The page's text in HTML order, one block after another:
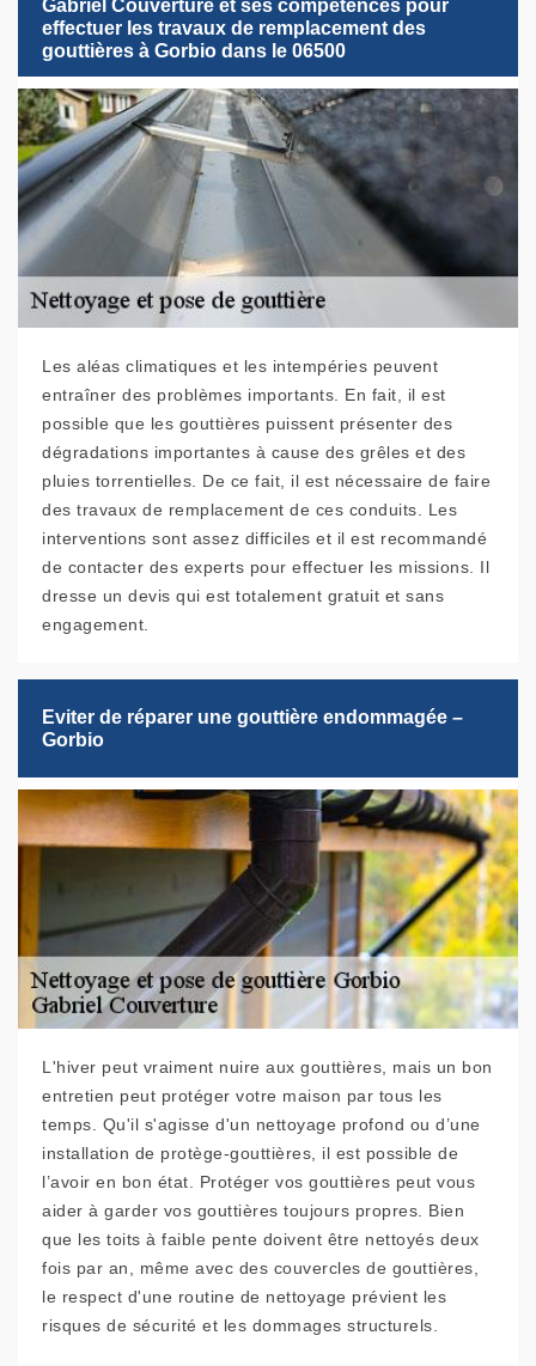
Gabriel Couverture et ses compétences pour
effectuer les travaux de remplacement des
gouttières à Gorbio dans le 06500
Les aléas climatiques et les intempéries peuvent
entraîner des problèmes importants. En fait, il est
possible que les gouttières puissent présenter des
dégradations importantes à cause des grêles et des
pluies torrentielles. De ce fait, il est nécessaire de faire
des travaux de remplacement de ces conduits. Les
interventions sont assez difficiles et il est recommandé
de contacter des experts pour effectuer les missions. Il
dresse un devis qui est totalement gratuit et sans
engagement.
Eviter de réparer une gouttière endommagée –
Gorbio
L'hiver peut vraiment nuire aux gouttières, mais un bon
entretien peut protéger votre maison par tous les
temps. Qu'il s'agisse d'un nettoyage profond ou d’une
installation de protège-gouttières, il est possible de
l’avoir en bon état. Protéger vos gouttières peut vous
aider à garder vos gouttières toujours propres. Bien
que les toits à faible pente doivent être nettoyés deux
fois par an, même avec des couvercles de gouttières,
le respect d'une routine de nettoyage prévient les
risques de sécurité et les dommages structurels.